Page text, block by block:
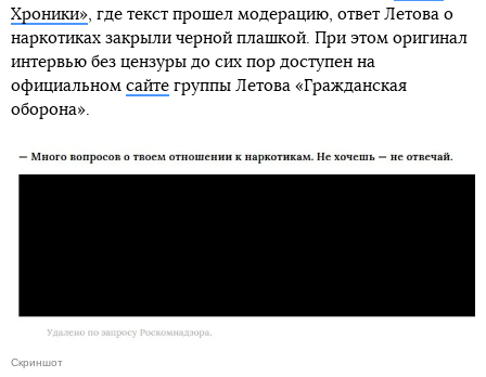
Хроники», где текст прошел модерацию, ответ Летова о
наркотиках закрыли черной плашкой. При этом оригинал
интервью без цензуры до сих пор доступен на
официальном сайте группы Летова «Гражданская
оборона».
Скриншот